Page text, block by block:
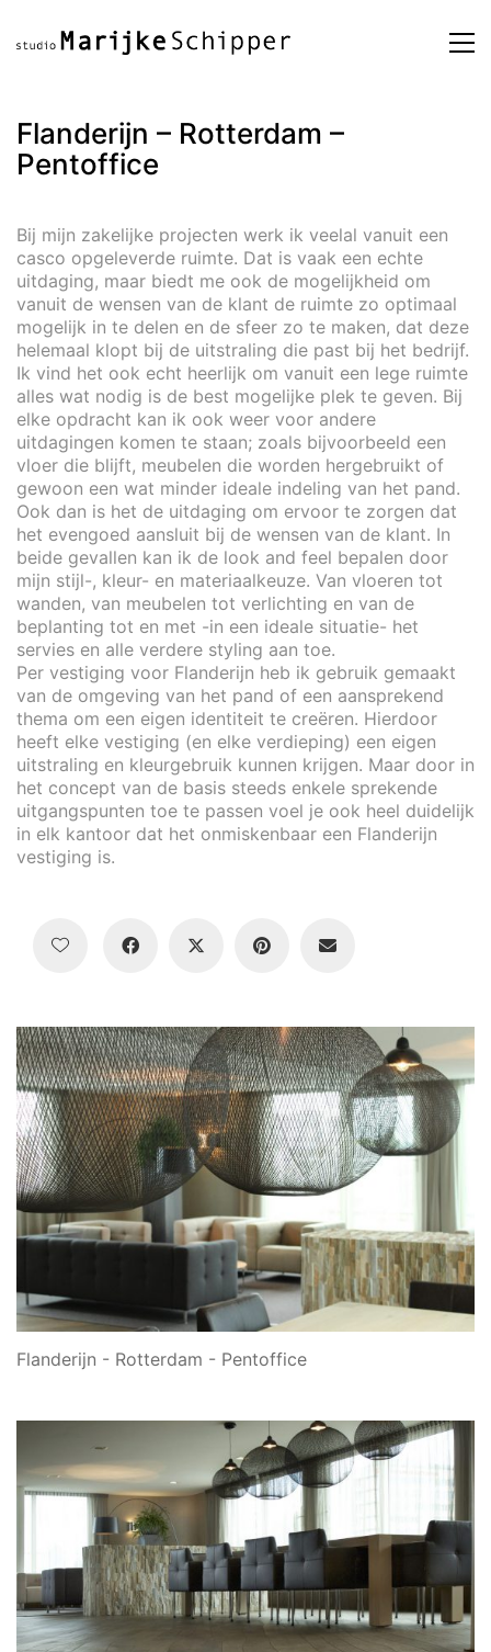
Flanderijn – Rotterdam –
Pentoffice
Bij mijn zakelijke projecten werk ik veelal vanuit een
casco opgeleverde ruimte. Dat is vaak een echte
uitdaging, maar biedt me ook de mogelijkheid om
vanuit de wensen van de klant de ruimte zo optimaal
mogelijk in te delen en de sfeer zo te maken, dat deze
helemaal klopt bij de uitstraling die past bij het bedrijf.
Ik vind het ook echt heerlijk om vanuit een lege ruimte
alles wat nodig is de best mogelijke plek te geven. Bij
elke opdracht kan ik ook weer voor andere
uitdagingen komen te staan; zoals bijvoorbeeld een
vloer die blijft, meubelen die worden hergebruikt of
gewoon een wat minder ideale indeling van het pand.
Ook dan is het de uitdaging om ervoor te zorgen dat
het evengoed aansluit bij de wensen van de klant. In
beide gevallen kan ik de look and feel bepalen door
mijn stijl-, kleur- en materiaalkeuze. Van vloeren tot
wanden, van meubelen tot verlichting en van de
beplanting tot en met -in een ideale situatie- het
servies en alle verdere styling aan toe.
Per vestiging voor Flanderijn heb ik gebruik gemaakt
van de omgeving van het pand of een aansprekend
thema om een eigen identiteit te creëren. Hierdoor
heeft elke vestiging (en elke verdieping) een eigen
uitstraling en kleurgebruik kunnen krijgen. Maar door in
het concept van de basis steeds enkele sprekende
uitgangspunten toe te passen voel je ook heel duidelijk
in elk kantoor dat het onmiskenbaar een Flanderijn
vestiging is.
Flanderijn - Rotterdam - Pentoffice